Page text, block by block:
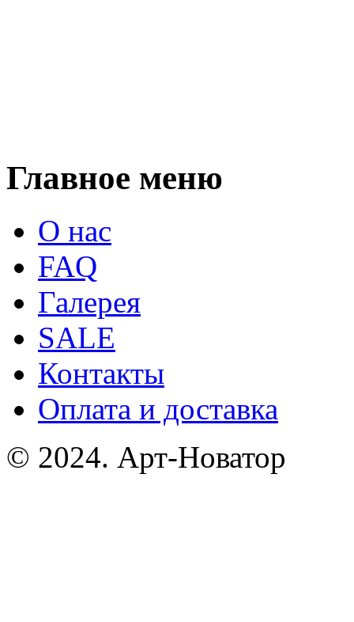
Главное меню
О нас
FAQ
Галерея
SALE
Контакты
Оплата и доставка
© 2024. Арт-Новатор